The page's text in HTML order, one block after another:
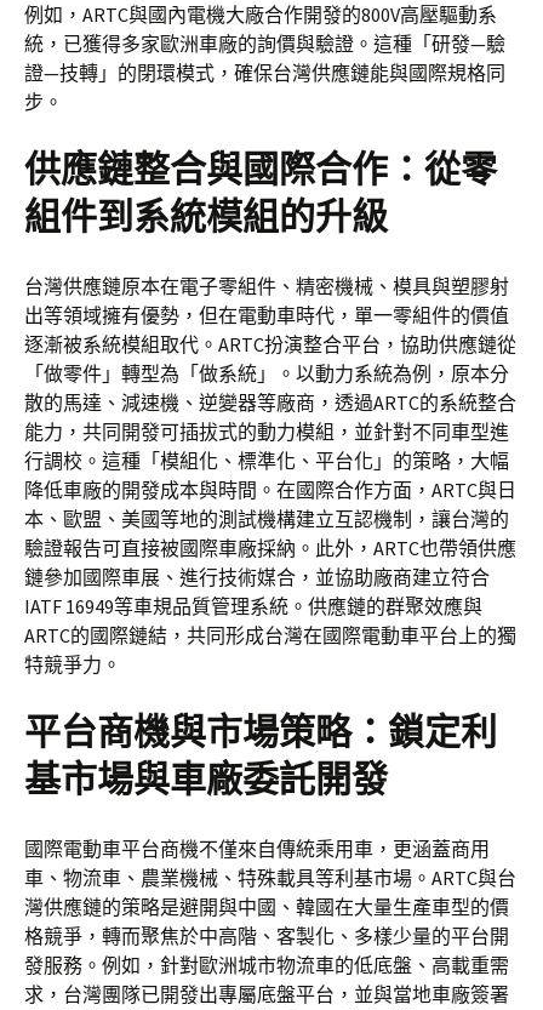
例如，ARTC與國內電機大廠合作開發的800V高壓驅動系
統，已獲得多家歐洲車廠的詢價與驗證。這種「研發—驗
證—技轉」的閉環模式，確保台灣供應鏈能與國際規格同
步。
供應鏈整合與國際合作：從零
組件到系統模組的升級
台灣供應鏈原本在電子零組件、精密機械、模具與塑膠射
出等領域擁有優勢，但在電動車時代，單一零組件的價值
逐漸被系統模組取代。ARTC扮演整合平台，協助供應鏈從
「做零件」轉型為「做系統」。以動力系統為例，原本分
散的馬達、減速機、逆變器等廠商，透過ARTC的系統整合
能力，共同開發可插拔式的動力模組，並針對不同車型進
行調校。這種「模組化、標準化、平台化」的策略，大幅
降低車廠的開發成本與時間。在國際合作方面，ARTC與日
本、歐盟、美國等地的測試機構建立互認機制，讓台灣的
驗證報告可直接被國際車廠採納。此外，ARTC也帶領供應
鏈參加國際車展、進行技術媒合，並協助廠商建立符合
IATF 16949等車規品質管理系統。供應鏈的群聚效應與
ARTC的國際鏈結，共同形成台灣在國際電動車平台上的獨
特競爭力。
平台商機與市場策略：鎖定利
基市場與車廠委託開發
國際電動車平台商機不僅來自傳統乘用車，更涵蓋商用
車、物流車、農業機械、特殊載具等利基市場。ARTC與台
灣供應鏈的策略是避開與中國、韓國在大量生產車型的價
格競爭，轉而聚焦於中高階、客製化、多樣少量的平台開
發服務。例如，針對歐洲城市物流車的低底盤、高載重需
求，台灣團隊已開發出專屬底盤平台，並與當地車廠簽署